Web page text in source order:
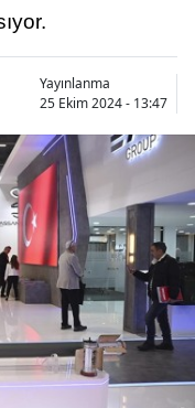
Yayınlanma
25 Ekim 2024 - 13:47